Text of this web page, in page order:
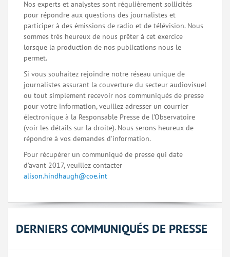
Nos experts et analystes sont régulièrement sollicités
pour répondre aux questions des journalistes et
participer à des émissions de radio et de télévision. Nous
sommes très heureux de nous prêter à cet exercice
lorsque la production de nos publications nous le
permet.
Si vous souhaitez rejoindre notre réseau unique de
journalistes assurant la couverture du secteur audiovisuel
ou tout simplement recevoir nos communiqués de presse
pour votre information, veuillez adresser un courrier
électronique à la Responsable Presse de l'Observatoire
(voir les détails sur la droite). Nous serons heureux de
répondre à vos demandes d'information.
Pour récupérer un communiqué de presse qui date
d'avant 2017, veuillez contacter
alison.hindhaugh@coe.int
DERNIERS COMMUNIQUÉS DE PRESSE